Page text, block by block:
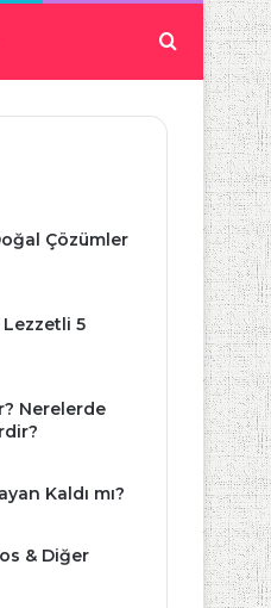
Arama
yap
Çözümler
5
Nerelerde
Kaldı mı?
& Diğer